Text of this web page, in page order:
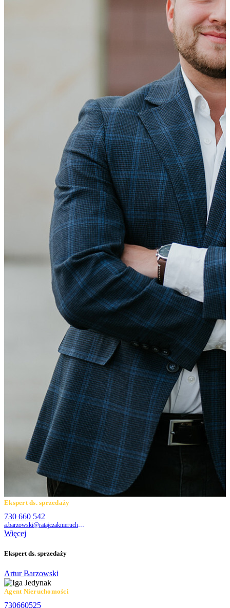
Ekspert ds. sprzedaży
730 660 542
a.barzowski@ratajczaknieruchomosci.pl
Więcej
Ekspert ds. sprzedaży
Artur Barzowski
Agent Nieruchomości
730660525